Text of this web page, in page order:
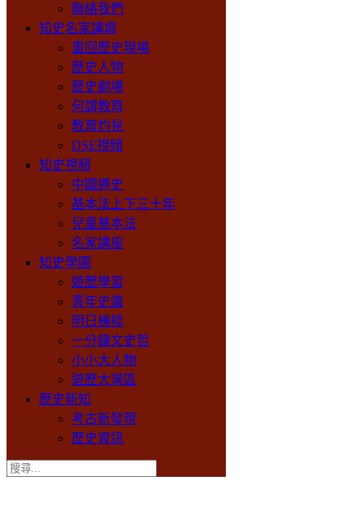
聯絡我們
知史名家講壇
重回歷史現場
歷史人物
歷史劇場
何謂教育
教育灼見
DSE視頻
知史視頻
中國通史
基本法上下三十年
兒童基本法
名家講座
知史學園
遊歷學習
青年史識
明日棟樑
一分鐘文史哲
小小大人物
遊歷大灣區
歷史新知
考古新發現
歷史資訊